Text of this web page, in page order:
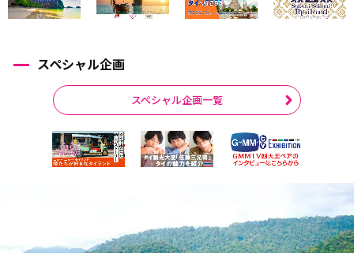
スペシャル企画
スペシャル企画一覧